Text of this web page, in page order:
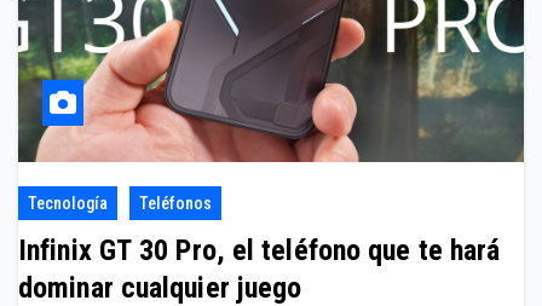
Tecnología Teléfonos
Infinix GT 30 Pro, el teléfono que te hará
dominar cualquier juego